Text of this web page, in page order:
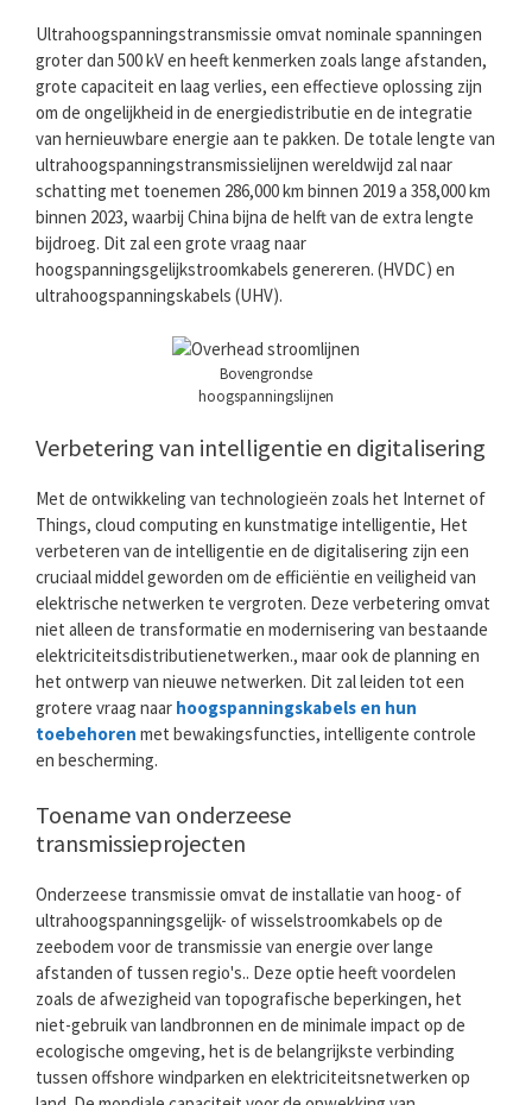
Ultrahoogspanningstransmissie omvat nominale spanningen
groter dan 500 kV en heeft kenmerken zoals lange afstanden,
grote capaciteit en laag verlies, een effectieve oplossing zijn
om de ongelijkheid in de energiedistributie en de integratie
van hernieuwbare energie aan te pakken. De totale lengte van
ultrahoogspanningstransmissielijnen wereldwijd zal naar
schatting met toenemen 286,000 km binnen 2019 a 358,000 km
binnen 2023, waarbij China bijna de helft van de extra lengte
bijdroeg. Dit zal een grote vraag naar
hoogspanningsgelijkstroomkabels genereren. (HVDC) en
ultrahoogspanningskabels (UHV).
Bovengrondse
hoogspanningslijnen
Verbetering van intelligentie en digitalisering
Met de ontwikkeling van technologieën zoals het Internet of
Things, cloud computing en kunstmatige intelligentie, Het
verbeteren van de intelligentie en de digitalisering zijn een
cruciaal middel geworden om de efficiëntie en veiligheid van
elektrische netwerken te vergroten. Deze verbetering omvat
niet alleen de transformatie en modernisering van bestaande
elektriciteitsdistributienetwerken., maar ook de planning en
het ontwerp van nieuwe netwerken. Dit zal leiden tot een
grotere vraag naar hoogspanningskabels en hun
toebehoren met bewakingsfuncties, intelligente controle
en bescherming.
Toename van onderzeese
transmissieprojecten
Onderzeese transmissie omvat de installatie van hoog- of
ultrahoogspanningsgelijk- of wisselstroomkabels op de
zeebodem voor de transmissie van energie over lange
afstanden of tussen regio's.. Deze optie heeft voordelen
zoals de afwezigheid van topografische beperkingen, het
niet-gebruik van landbronnen en de minimale impact op de
ecologische omgeving, het is de belangrijkste verbinding
tussen offshore windparken en elektriciteitsnetwerken op